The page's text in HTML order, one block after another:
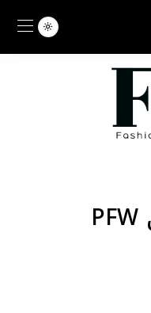
محمد رمضان في PFW